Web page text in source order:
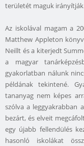
területét maguk
Az iskolával magam a
Matthew Appleton
Neillt és a kiterjedt
a magyar
gyakorlatban nálunk
példának tekintené.
tananyag nem képes
szólva a leggyakrabban
bezárt, és elveit
egy újabb fellendülés
hasonló iskolákat